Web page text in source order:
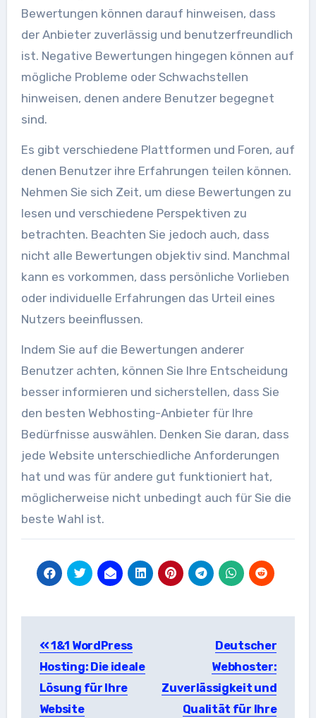
Bewertungen können darauf hinweisen, dass
der Anbieter zuverlässig und benutzerfreundlich
ist. Negative Bewertungen hingegen können auf
mögliche Probleme oder Schwachstellen
hinweisen, denen andere Benutzer begegnet
sind.
Es gibt verschiedene Plattformen und Foren, auf
denen Benutzer ihre Erfahrungen teilen können.
Nehmen Sie sich Zeit, um diese Bewertungen zu
lesen und verschiedene Perspektiven zu
betrachten. Beachten Sie jedoch auch, dass
nicht alle Bewertungen objektiv sind. Manchmal
kann es vorkommen, dass persönliche Vorlieben
oder individuelle Erfahrungen das Urteil eines
Nutzers beeinflussen.
Indem Sie auf die Bewertungen anderer
Benutzer achten, können Sie Ihre Entscheidung
besser informieren und sicherstellen, dass Sie
den besten Webhosting-Anbieter für Ihre
Bedürfnisse auswählen. Denken Sie daran, dass
jede Website unterschiedliche Anforderungen
hat und was für andere gut funktioniert hat,
möglicherweise nicht unbedingt auch für Sie die
beste Wahl ist.
1&1 WordPress
Hosting: Die ideale
Lösung für Ihre
Website
Deutscher
Webhoster:
Zuverlässigkeit und
Qualität für Ihre